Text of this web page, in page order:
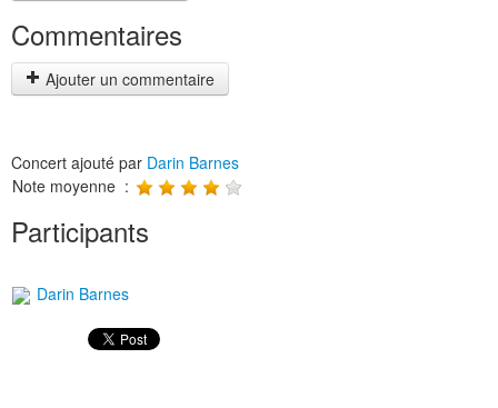
Commentaires
Ajouter un commentaire
Concert ajouté par Darin Barnes
Note moyenne :
Participants
Darin Barnes